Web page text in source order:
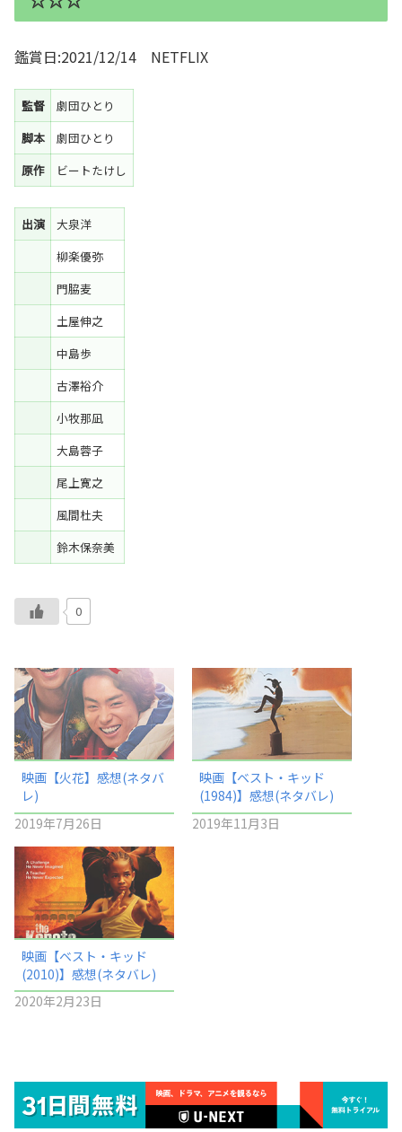
鑑賞日:2021/12/14 NETFLIX
監督
劇団ひとり
脚本
劇団ひとり
原作
ビートたけし
出演
大泉洋
柳楽優弥
門脇麦
土屋伸之
中島歩
古澤裕介
小牧那凪
大島蓉子
尾上寛之
風間杜夫
鈴木保奈美
0
映画【火花】感想(ネタバ
レ)
2019年7月26日
映画【ベスト・キッド
(1984)】感想(ネタバレ)
2019年11月3日
映画【ベスト・キッド
(2010)】感想(ネタバレ)
2020年2月23日